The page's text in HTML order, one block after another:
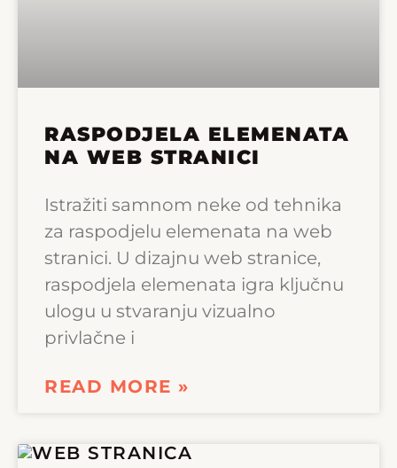
RASPODJELA ELEMENATA
NA WEB STRANICI
Istražiti samnom neke od tehnika
za raspodjelu elemenata na web
stranici. U dizajnu web stranice,
raspodjela elemenata igra ključnu
ulogu u stvaranju vizualno
privlačne i
READ MORE »